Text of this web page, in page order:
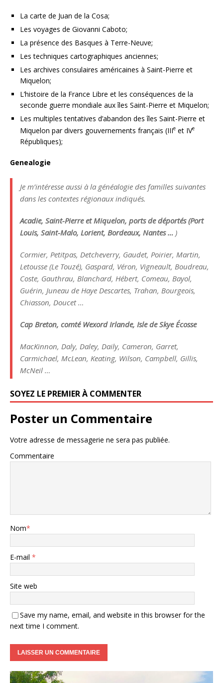
La carte de Juan de la Cosa;
Les voyages de Giovanni Caboto;
La présence des Basques à Terre-Neuve;
Les techniques cartographiques anciennes;
Les archives consulaires américaines à Saint-Pierre et
Miquelon;
L’histoire de la France Libre et les conséquences de la
seconde guerre mondiale aux îles Saint-Pierre et Miquelon;
Les multiples tentatives d’abandon des îles Saint-Pierre et
Miquelon par divers gouvernements français (IIIe et IVe
Républiques);
Genealogie
Je m’intéresse aussi à la généalogie des familles suivantes
dans les contextes régionaux indiqués.
Acadie, Saint-Pierre et Miquelon, ports de déportés (Port
Louis, Saint-Malo, Lorient, Bordeaux, Nantes … )
Cormier, Petitpas, Detcheverry, Gaudet, Poirier, Martin,
Letousse (Le Touzé), Gaspard, Véron, Vigneault, Boudreau,
Coste, Gauthrau, Blanchard, Hébert, Comeau, Bayol,
Guérin, Juneau de Haye Descartes, Trahan, Bourgeois,
Chiasson, Doucet …
Cap Breton, comté Wexord Irlande, Isle de Skye Écosse
MacKinnon, Daly, Daley, Daily, Cameron, Garret,
Carmichael, McLean, Keating, Wilson, Campbell, Gillis,
McNeil …
SOYEZ LE PREMIER À COMMENTER
Poster un Commentaire
Votre adresse de messagerie ne sera pas publiée.
Commentaire
Nom*
E-mail *
Site web
Save my name, email, and website in this browser for the
next time I comment.